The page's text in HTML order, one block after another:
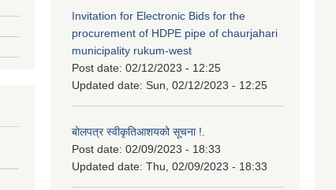
Invitation for Electronic Bids for the
procurement of HDPE pipe of chaurjahari
municipality rukum-west
Post date: 02/12/2023 - 12:25
Updated date: Sun, 02/12/2023 - 12:25
बोलपत्र स्वीकृतिआशयको सूचना !.
Post date: 02/09/2023 - 18:33
Updated date: Thu, 02/09/2023 - 18:33